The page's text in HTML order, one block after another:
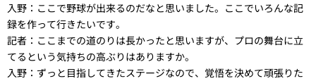
入野： ここで野球が出来るのだなと思いました。ここでいろんな記
録を作って行きたいです。
記者： ここまでの道のりは長かったと思いますが、プロの舞台に立
てるという気持ちの高ぶりはありますか。
入野： ずっと目指してきたステージなので、覚悟を決めて頑張りた